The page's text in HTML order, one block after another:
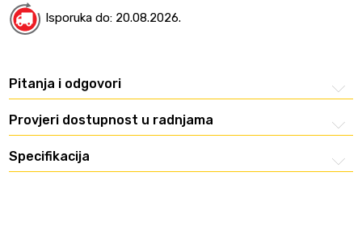
Isporuka do: 20.08.2026.
Pitanja i odgovori
Provjeri dostupnost u radnjama
Specifikacija